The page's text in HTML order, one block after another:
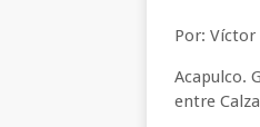
Por:
Acapulco.
entre